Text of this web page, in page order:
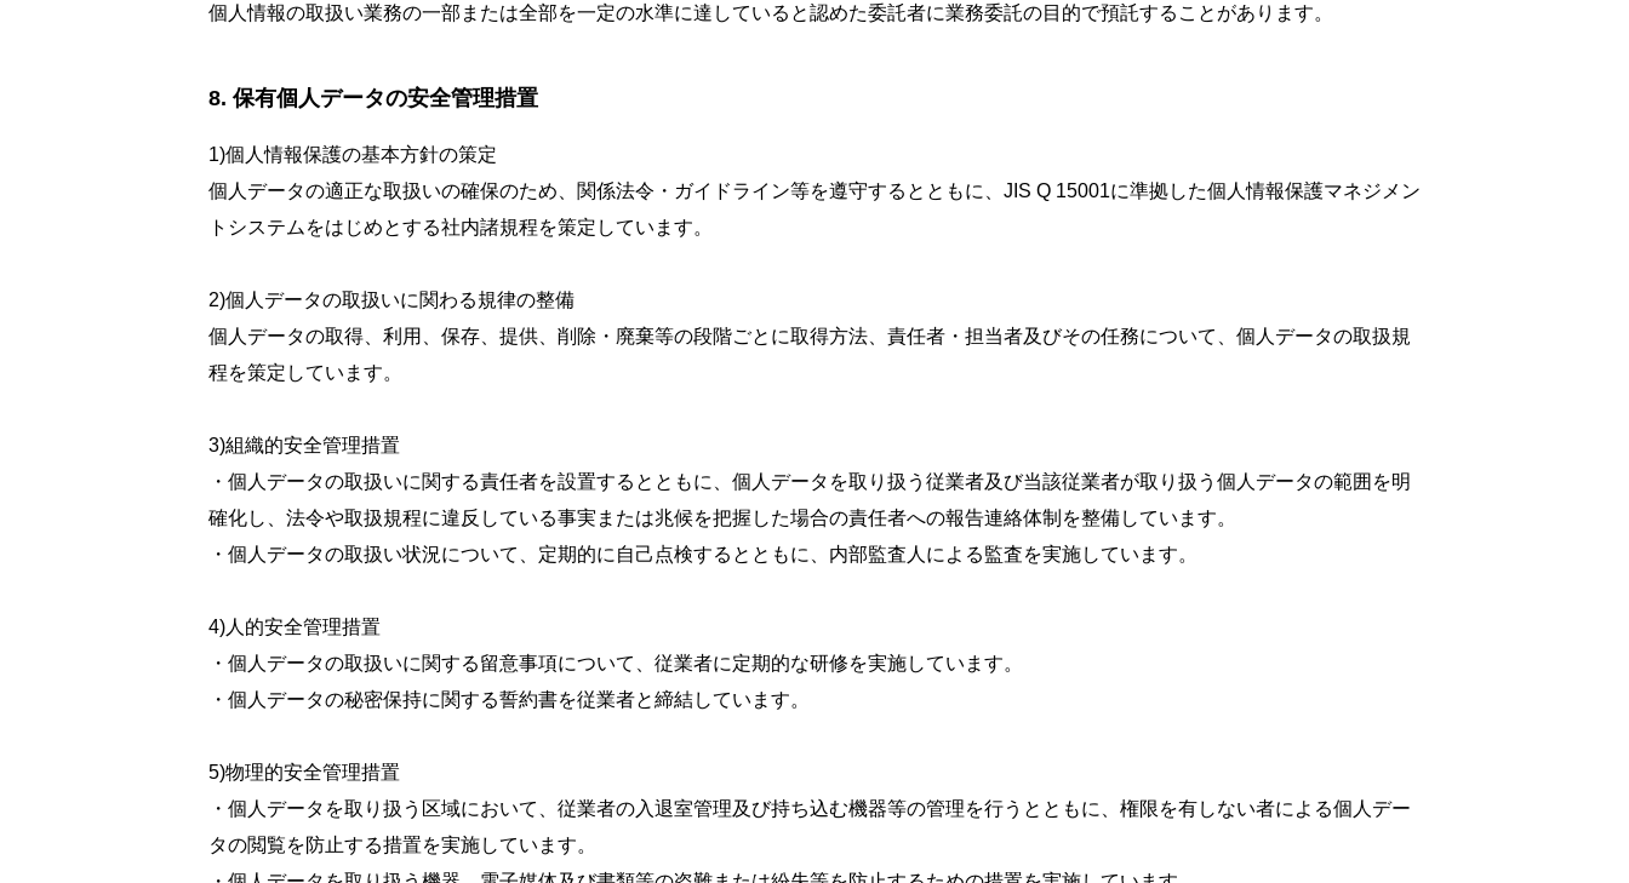
個人情報の取扱い業務の一部または全部を一定の水準に達していると認めた委託者に業務委託の目的で預託することがあります。
保有個人データの安全管理措置
1)個人情報保護の基本方針の策定
個人データの適正な取扱いの確保のため、関係法令・ガイドライン等を遵守するとともに、JIS Q 15001に準拠した個人情報保護マネジメン
トシステムをはじめとする社内諸規程を策定しています。
2)個人データの取扱いに関わる規律の整備
個人データの取得、利用、保存、提供、削除・廃棄等の段階ごとに取得方法、責任者・担当者及びその任務について、個人データの取扱規
程を策定しています。
3)組織的安全管理措置
・個人データの取扱いに関する責任者を設置するとともに、個人データを取り扱う従業者及び当該従業者が取り扱う個人データの範囲を明
確化し、法令や取扱規程に違反している事実または兆候を把握した場合の責任者への報告連絡体制を整備しています。
・個人データの取扱い状況について、定期的に自己点検するとともに、内部監査人による監査を実施しています。
4)人的安全管理措置
・個人データの取扱いに関する留意事項について、従業者に定期的な研修を実施しています。
・個人データの秘密保持に関する誓約書を従業者と締結しています。
5)物理的安全管理措置
・個人データを取り扱う区域において、従業者の入退室管理及び持ち込む機器等の管理を行うとともに、権限を有しない者による個人デー
タの閲覧を防止する措置を実施しています。